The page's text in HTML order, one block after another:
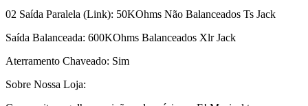
02 Saída Paralela (Link): 50KOhms Não Balanceados Ts Jack
Saída Balanceada: 600KOhms Balanceados Xlr Jack
Aterramento Chaveado: Sim
Sobre Nossa Loja: